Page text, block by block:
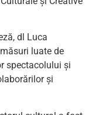
dl Luca
luate de
spectacolului și
și